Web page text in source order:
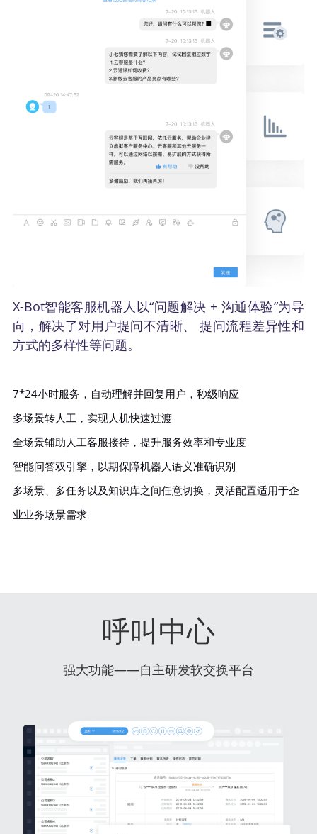
X-Bot智能客服机器人以“问题解决 + 沟通体验”为导
向，解决了对用户提问不清晰、 提问流程差异性和
方式的多样性等问题。
7*24小时服务，自动理解并回复用户，秒级响应
多场景转人工，实现人机快速过渡
全场景辅助人工客服接待，提升服务效率和专业度
智能问答双引擎，以期保障机器人语义准确识别
多场景、多任务以及知识库之间任意切换，灵活配置适用于企
业业务场景需求
呼叫中心
强大功能——自主研发软交换平台